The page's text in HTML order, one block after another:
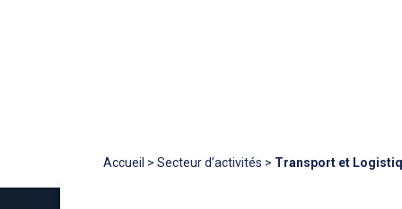
Accueil > Secteur d’activités > Transport et